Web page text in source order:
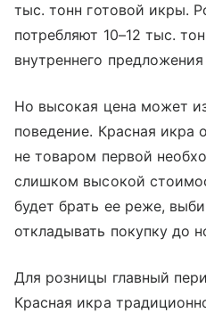
тыс. тонн готовой икры.
потребляют 10–12 тыс.
внутреннего
Но высокая цена может
поведение. Красная икра
не товаром первой
слишком высокой
будет брать ее реже,
откладывать покупку до
Для розницы главный
Красная икра